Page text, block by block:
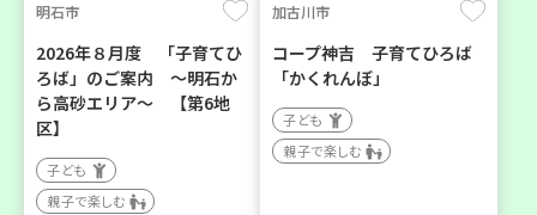
明石市
2026年８月度 「子育てひ
ろば」のご案内 ～明石か
ら高砂エリア～ 【第6地
区】
子ども
親子で楽しむ
加古川市
コープ神吉 子育てひろば
「かくれんぼ」
子ども
親子で楽しむ